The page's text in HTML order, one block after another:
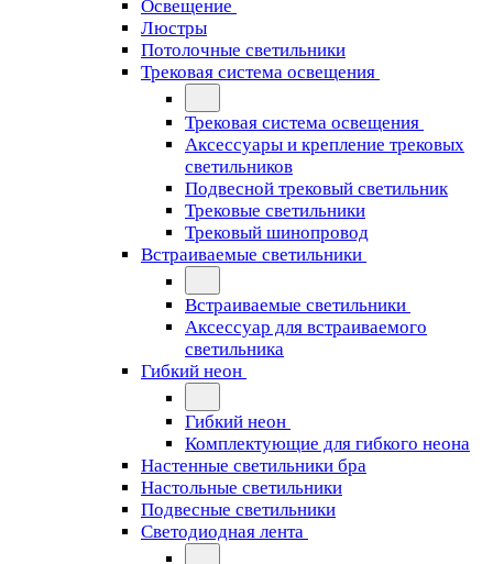
Освещение
Люстры
Потолочные светильники
Трековая система освещения
Трековая система освещения
Аксессуары и крепление трековых
светильников
Подвесной трековый светильник
Трековые светильники
Трековый шинопровод
Встраиваемые светильники
Встраиваемые светильники
Аксессуар для встраиваемого
светильника
Гибкий неон
Гибкий неон
Комплектующие для гибкого неона
Настенные светильники бра
Настольные светильники
Подвесные светильники
Светодиодная лента